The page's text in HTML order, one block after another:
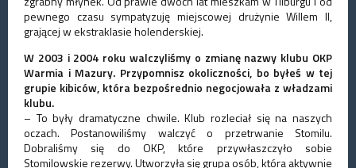
pewnego czasu sympatyzuję miejscowej drużynie Willem II,
grającej w ekstraklasie holenderskiej.
W 2003 i 2004 roku walczyliśmy o zmianę nazwy klubu OKP
Warmia i Mazury. Przypomnisz okoliczności, bo byłeś w tej
grupie kibiców, która bezpośrednio negocjowała z władzami
klubu.
– To były dramatyczne chwile. Klub rozleciał się na naszych
oczach. Postanowiliśmy walczyć o przetrwanie Stomilu.
Dobraliśmy się do OKP, które przywłaszczyło sobie
Stomilowskie rezerwy. Utworzyła się grupa osób, która aktywnie